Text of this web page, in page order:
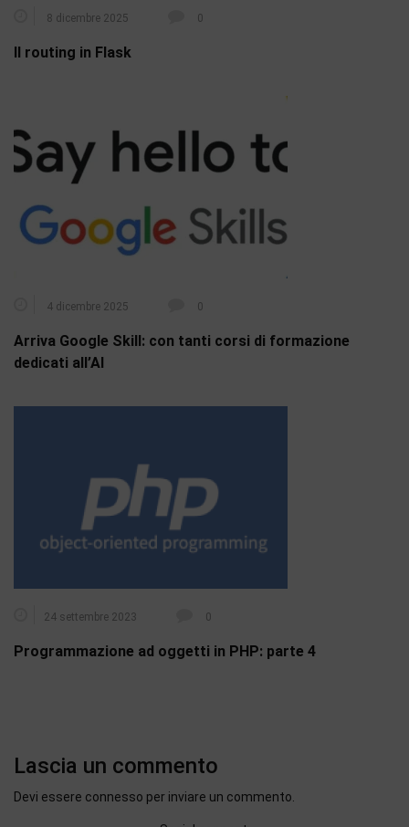
8 dicembre 2025 0
Il routing in Flask
4 dicembre 2025 0
Arriva Google Skill: con tanti corsi di formazione
dedicati all’AI
24 settembre 2023 0
Programmazione ad oggetti in PHP: parte 4
Lascia un commento
Devi essere connesso per inviare un commento.